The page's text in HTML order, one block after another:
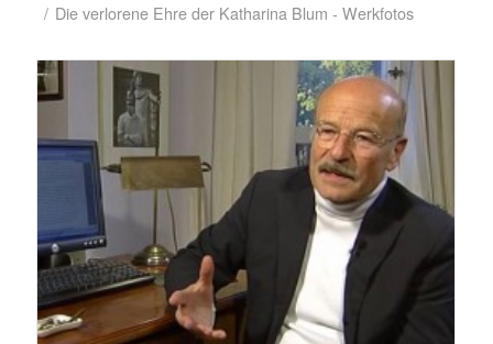
/ Die verlorene Ehre der Katharina Blum - Werkfotos